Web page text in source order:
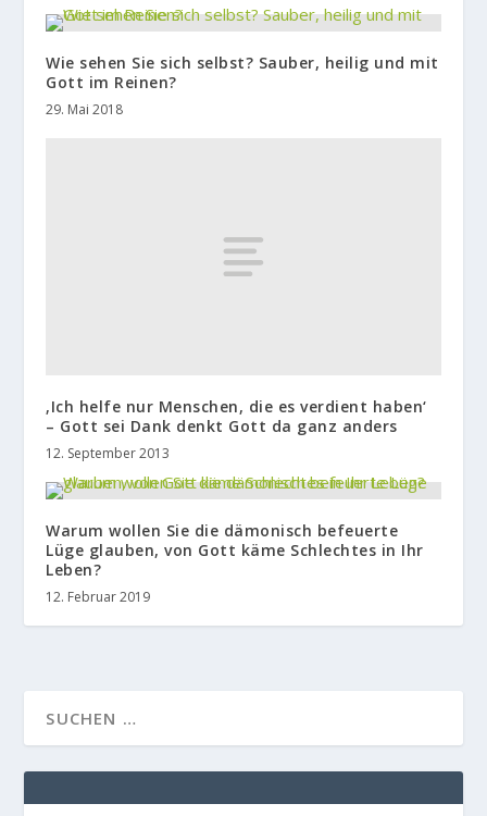
Wie sehen Sie sich selbst? Sauber, heilig und mit
Gott im Reinen?
29. Mai 2018
‚Ich helfe nur Menschen, die es verdient haben‘
– Gott sei Dank denkt Gott da ganz anders
12. September 2013
Warum wollen Sie die dämonisch befeuerte
Lüge glauben, von Gott käme Schlechtes in Ihr
Leben?
12. Februar 2019